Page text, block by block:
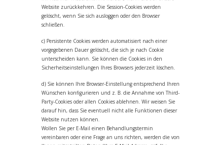
Website zurückkehren. Die Session-Cookies werden
gelöscht, wenn Sie sich ausloggen oder den Browser
schließen.
c) Persistente Cookies werden automatisiert nach einer
vorgegebenen Dauer gelöscht, die sich je nach Cookie
unterscheiden kann. Sie können die Cookies in den
Sicherheitseinstellungen Ihres Browsers jederzeit löschen.
d) Sie können Ihre Browser-Einstellung entsprechend Ihren
Wünschen konfigurieren und z. B. die Annahme von Third-
Party-Cookies oder allen Cookies ablehnen. Wir weisen Sie
darauf hin, dass Sie eventuell nicht alle Funktionen dieser
Website nutzen können.
Wollen Sie per E-Mail einen Behandlungstermin
vereinbaren oder eine Frage an uns richten, werden die von